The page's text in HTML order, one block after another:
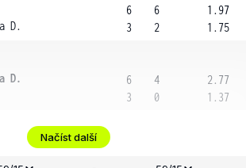
D.
6
3
6
2
1.97
1.75
D.
6
3
4
0
2.77
1.37
Načíst další